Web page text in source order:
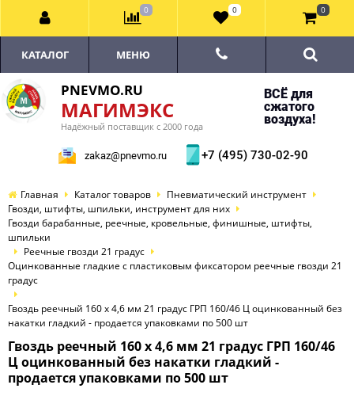
PNEVMO.RU
МАГИМЭКС
Надёжный поставщик с 2000 года
ВСЁ для
сжатого
воздуха!
zakaz@pnevmo.ru +7 (495) 730-02-90
КАТАЛОГ МЕНЮ
Главная Каталог товаров
Пневматический инструмент
Гвозди, штифты, шпильки, инструмент для них
Гвозди барабанные, реечные, кровельные, финишные, штифты,
шпильки
Реечные гвозди 21 градус
Оцинкованные гладкие с пластиковым фиксатором реечные гвозди 21
градус
Гвоздь реечный 160 х 4,6 мм 21 градус ГРП 160/46 Ц оцинкованный без
накатки гладкий - продается упаковками по 500 шт
Гвоздь реечный 160 х 4,6 мм 21 градус ГРП 160/46
Ц оцинкованный без накатки гладкий -
продается упаковками по 500 шт
0 0 0